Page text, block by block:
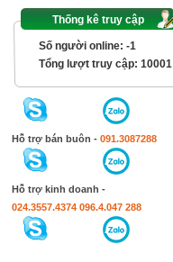
Thống kê truy cập
Số người online: -1
Tổng lượt truy cập: 10001
Hỗ trợ bán buôn - 091.3087288
Hỗ trợ kinh doanh -
024.3557.4374 096.4.047 288